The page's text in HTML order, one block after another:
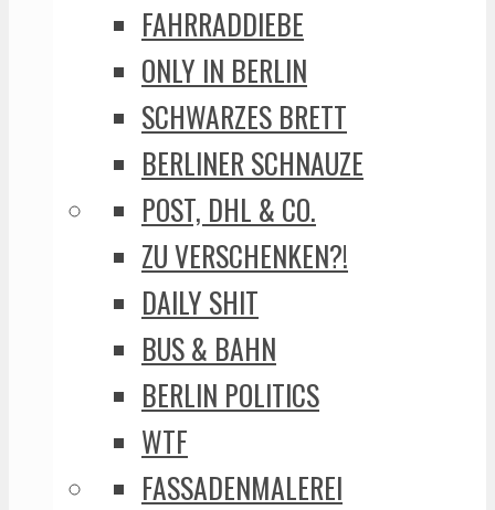
FAHRRADDIEBE
ONLY IN BERLIN
SCHWARZES BRETT
BERLINER SCHNAUZE
POST, DHL & CO.
ZU VERSCHENKEN?!
DAILY SHIT
BUS & BAHN
BERLIN POLITICS
WTF
FASSADENMALEREI